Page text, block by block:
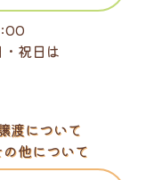
祝日は
渡について
他について